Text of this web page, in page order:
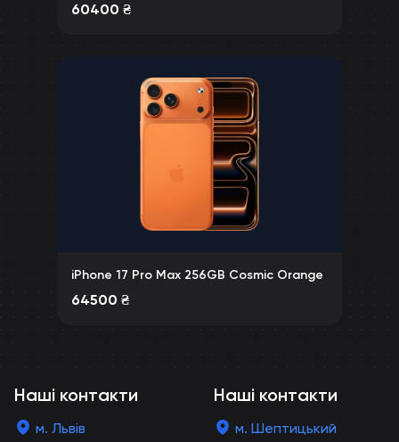
60400 ₴
iPhone 17 Pro Max 256GB Cosmic Orange
64500 ₴
Наші контакти
м. Львів
Наші контакти
м. Шептицький